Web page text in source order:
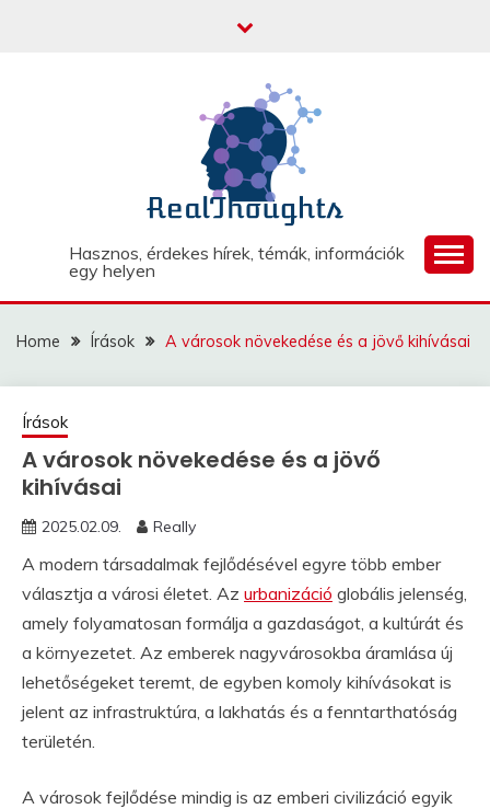
Hasznos, érdekes hírek, témák, információk
egy helyen
Home Írások A városok növekedése és a jövő kihívásai
Írások
A városok növekedése és a jövő
kihívásai
2025.02.09. Really
A modern társadalmak fejlődésével egyre több ember
választja a városi életet. Az urbanizáció globális jelenség,
amely folyamatosan formálja a gazdaságot, a kultúrát és
a környezetet. Az emberek nagyvárosokba áramlása új
lehetőségeket teremt, de egyben komoly kihívásokat is
jelent az infrastruktúra, a lakhatás és a fenntarthatóság
területén.
A városok fejlődése mindig is az emberi civilizáció egyik